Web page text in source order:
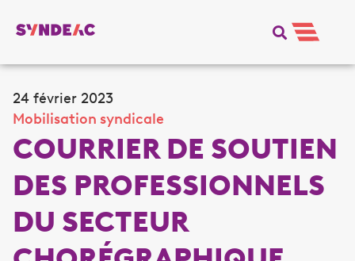
24 février 2023
Mobilisation syndicale
COURRIER DE SOUTIEN
DES PROFESSIONNELS
DU SECTEUR